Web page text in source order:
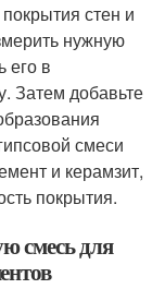
стен и
нужную
его в
Затем добавьте
смеси
и керамзит,
покрытия.
смесь для